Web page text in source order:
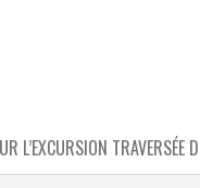
L’EXCURSION TRAVERSÉE